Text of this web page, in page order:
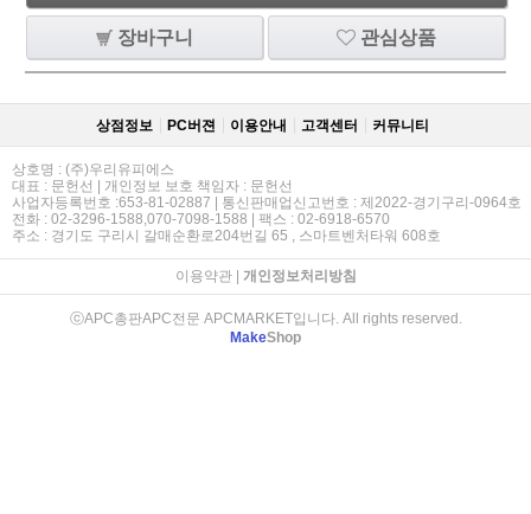
장바구니 관심상품
상점정보 PC버젼 이용안내 고객센터 커뮤니티
상호명 : (주)우리유피에스
대표 : 문헌선 | 개인정보 보호 책임자 : 문헌선
사업자등록번호 :653-81-02887 | 통신판매업신고번호 : 제2022-경기구리-0964호
전화 : 02-3296-1588,070-7098-1588 | 팩스 : 02-6918-6570
주소 : 경기도 구리시 갈매순환로204번길 65 , 스마트벤처타워 608호
이용약관| 개인정보처리방침
ⓒAPC총판APC전문 APCMARKET입니다. All rights reserved.
MakeShop